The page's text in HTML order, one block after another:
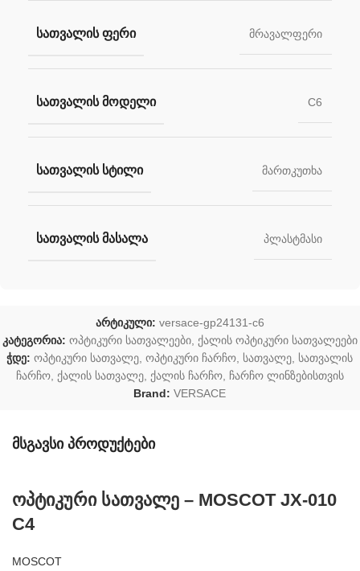
ᲡᲐᲗᲕᲐᲚᲘᲡ ᲤᲔᲠᲘ მრავალფერი
ᲡᲐᲗᲕᲐᲚᲘᲡ ᲛᲝᲓᲔᲚᲘ C6
ᲡᲐᲗᲕᲐᲚᲘᲡ ᲡᲢᲘᲚᲘ მართკუთხა
ᲡᲐᲗᲕᲐᲚᲘᲡ ᲛᲐᲡᲐᲚᲐ პლასტმასი
არტიკული: versace-gp24131-c6
კატეგორია: ოპტიკური სათვალეები, ქალის ოპტიკური სათვალეები
ჭდე: ოპტიკური სათვალე ოპტიკური ჩარჩო სათვალე სათვალის
ჩარჩო, ქალის სათვალე, ქალის ჩარჩო,
ჩარჩო ლინზებისთვის
Brand:VERSACE
მსგავსი პროდუქტები
ოპტიკური სათვალე – MOSCOT JX-010
C4
MOSCOT